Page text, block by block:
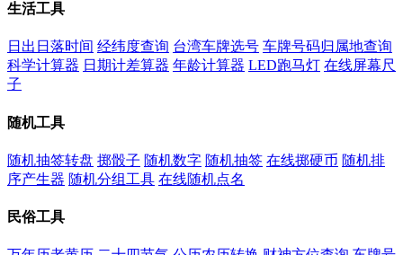
生活工具
日出日落时间 经纬度查询 台湾车牌选号 车牌号码归属地查询
科学计算器 日期计差算器 年龄计算器 LED跑马灯 在线屏幕尺
子
随机工具
随机抽签转盘 掷骰子 随机数字 随机抽签 在线掷硬币 随机排
序产生器 随机分组工具 在线随机点名
民俗工具